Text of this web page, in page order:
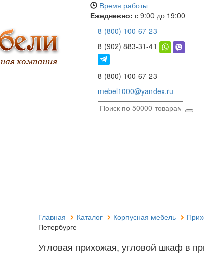
Время работы
Ежедневно: с 9:00 до 19:00
8 (800) 100-67-23
8 (902) 883-31-41
8 (800) 100-67-23
mebel1000@yandex.ru
Главная Каталог Корпусная мебель
Петербурге
Угловая прихожая, угловой шкаф в